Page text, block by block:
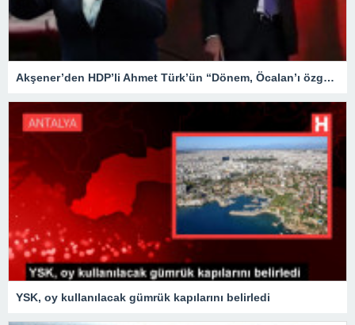
Akşener’den HDP’li Ahmet Türk’ün “Dönem, Öcalan’ı özgürleştirme dönemidir” sözlerine sert tepki
YSK, oy kullanılacak gümrük kapılarını belirledi